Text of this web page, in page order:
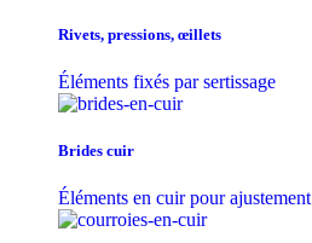
Rivets, pressions, œillets
Éléments fixés par sertissage
Brides cuir
Éléments en cuir pour ajustement